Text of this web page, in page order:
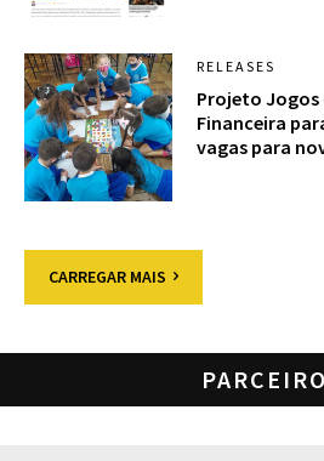
RELEASES
Projeto Jogos
Financeira
vagas para
CARREGAR MAIS